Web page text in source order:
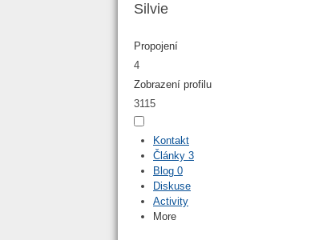
Silvie
Propojení
4
Zobrazení profilu
3115
Kontakt
Články 3
Blog 0
Diskuse
Activity
More